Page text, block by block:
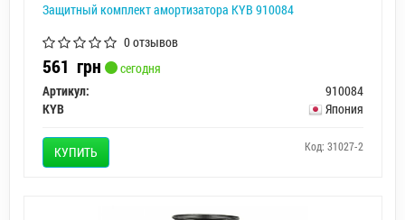
Защитный комплект амортизатора KYB 910084
0 отзывов
561 грн
сегодня
Артикул:
910084
KYB
Япония
КУПИТЬ Код: 31027-2